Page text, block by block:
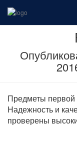
Предметы первой
Надежность и
проверены